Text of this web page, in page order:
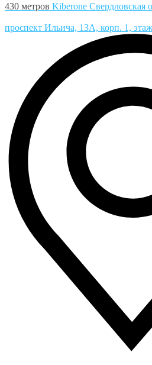
430 метров Kiberone Свердловская
проспект Ильича, 13А, корп. 1,